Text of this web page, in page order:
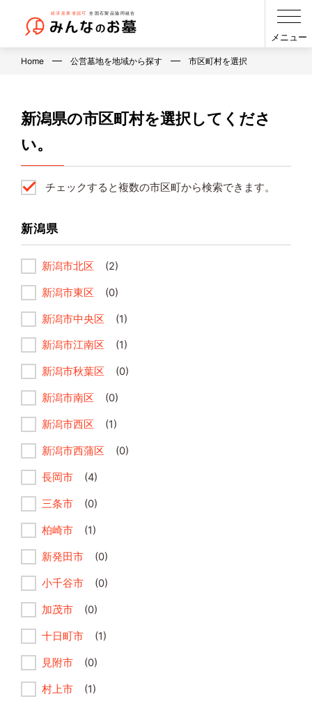
メニュー
Home 公営墓地を地域から探す 市区町村を選択
新潟県の市区町村を選択してくださ
い。
チェックすると複数の市区町から検索できます。
新潟県
新潟市北区 (2)
新潟市東区 (0)
新潟市中央区 (1)
新潟市江南区 (1)
新潟市秋葉区 (0)
新潟市南区 (0)
新潟市西区 (1)
新潟市西蒲区 (0)
長岡市 (4)
三条市 (0)
柏崎市 (1)
新発田市 (0)
小千谷市 (0)
加茂市 (0)
十日町市 (1)
見附市 (0)
村上市 (1)